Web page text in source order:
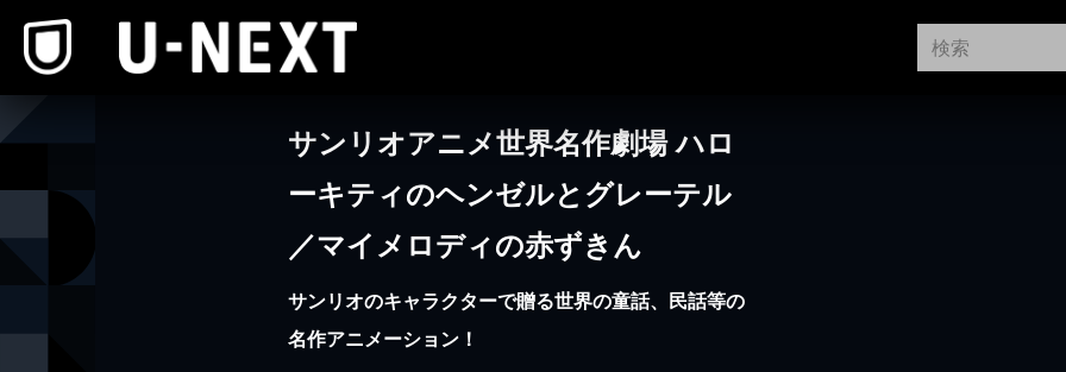
サンリオアニメ世界名作劇場 ハロ
ーキティのヘンゼルとグレーテル
／マイメロディの赤ずきん
サンリオのキャラクターで贈る世界の童話、民話等の
名作アニメーション！